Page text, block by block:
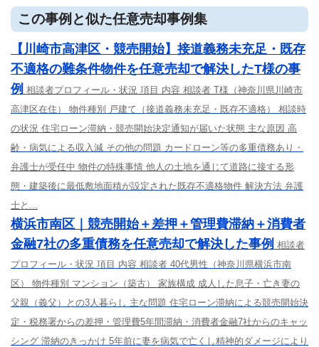
この事例と似た任意売却事例集
【川崎市高津区・競売開始】接道義務未充足・既存
不適格の難条件物件を任意売却で解決したT様の事
例 相談者プロフィール・状況 項目 内容 相談者 T様（神奈川県川崎市
高津区在住） 物件種別 戸建て（接道義務未充足・既存不適格） 相談時
の状況 住宅ローン滞納・競売開始決定通知が届いた状態 主な原因 高
齢・病気による収入減 その他の問題 カードローン等の多重債務あり・
弁護士が受任中 物件の特殊事情 他人の土地を通じて道路に接する形
態・建築後に最低敷地面積が設定された既存不適格物件 解決方法 弁護
士と...
横浜市南区｜競売開始＋差押＋管理費滞納＋消費者
金融7社の多重債務を任意売却で解決した事例 相談者
プロフィール・状況 項目 内容 相談者 40代男性（神奈川県横浜市南
区） 物件種別 マンション（築古） 家族構成 成人した息子・亡き妻の
父親（義父）との3人暮らし 主な問題 住宅ローン滞納による競売開始決
定・税務署からの差押・管理費5年間滞納・消費者金融7社からのキャッ
シング 滞納のきっかけ 5年前に妻を病気で亡くし精神的ダメージにより